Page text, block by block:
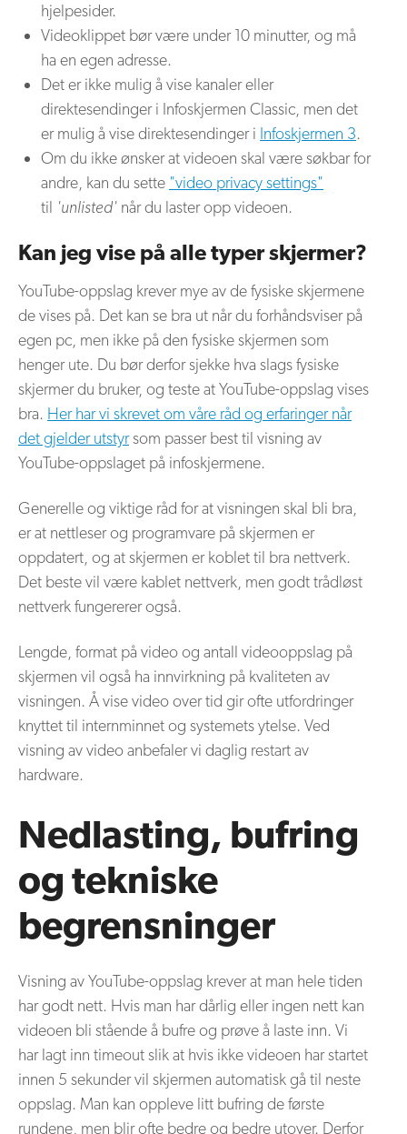
hjelpesider.
Videoklippet bør være under 10 minutter, og må
ha en egen adresse.
Det er ikke mulig å vise kanaler eller
direktesendinger i Infoskjermen Classic, men det
er mulig å vise direktesendinger i Infoskjermen 3.
Om du ikke ønsker at videoen skal være søkbar for
andre, kan du sette "video privacy settings"
til 'unlisted' når du laster opp videoen.
Kan jeg vise på alle typer skjermer?
YouTube-oppslag krever mye av de fysiske skjermene
de vises på. Det kan se bra ut når du forhåndsviser på
egen pc, men ikke på den fysiske skjermen som
henger ute. Du bør derfor sjekke hva slags fysiske
skjermer du bruker, og teste at YouTube-oppslag vises
bra. Her har vi skrevet om våre råd og erfaringer når
det gjelder utstyrsom passer best til visning av
YouTube-oppslaget på infoskjermene.
Generelle og viktige råd for at visningen skal bli bra,
er at nettleser og programvare på skjermen er
oppdatert, og at skjermen er koblet til bra nettverk.
Det beste vil være kablet nettverk, men godt trådløst
nettverk fungererer også.
Lengde, format på video og antall videooppslag på
skjermen vil også ha innvirkning på kvaliteten av
visningen. Å vise video over tid gir ofte utfordringer
knyttet til internminnet og systemets ytelse. Ved
visning av video anbefaler vi daglig restart av
hardware.
Nedlasting, bufring
og tekniske
begrensninger
Visning av YouTube-oppslag krever at man hele tiden
har godt nett. Hvis man har dårlig eller ingen nett kan
videoen bli stående å bufre og prøve å laste inn. Vi
har lagt inn timeout slik at hvis ikke videoen har startet
innen 5 sekunder vil skjermen automatisk gå til neste
oppslag. Man kan oppleve litt bufring de første
rundene, men blir ofte bedre og bedre utover. Derfor